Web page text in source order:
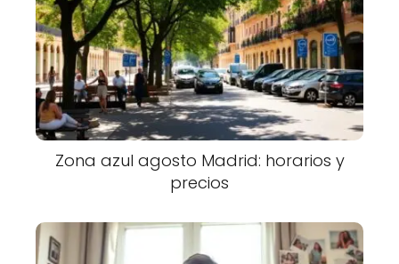
Zona azul agosto Madrid: horarios y
precios